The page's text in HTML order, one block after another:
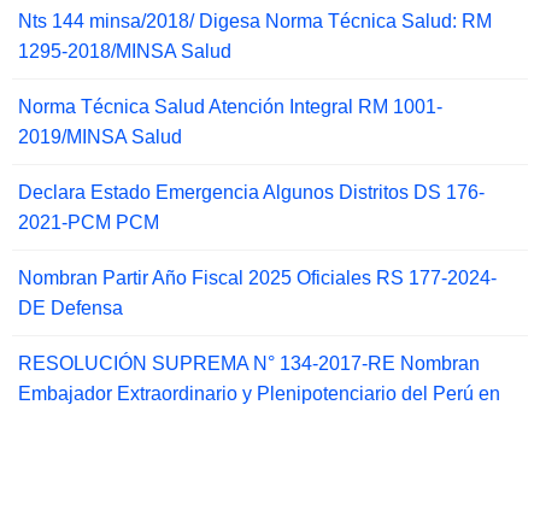
Nts 144 minsa/2018/ Digesa Norma Técnica Salud: RM
1295-2018/MINSA Salud
Norma Técnica Salud Atención Integral RM 1001-
2019/MINSA Salud
Declara Estado Emergencia Algunos Distritos DS 176-
2021-PCM PCM
Nombran Partir Año Fiscal 2025 Oficiales RS 177-2024-
DE Defensa
RESOLUCIÓN SUPREMA N° 134-2017-RE Nombran
Embajador Extraordinario y Plenipotenciario del Perú en